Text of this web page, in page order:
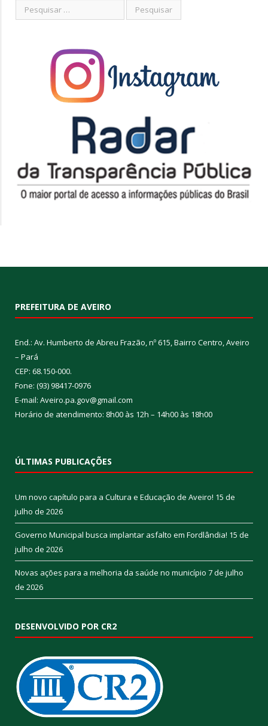
PREFEITURA DE AVEIRO
End.: Av. Humberto de Abreu Frazão, nº 615, Bairro Centro, Aveiro
– Pará
CEP: 68.150-000.
Fone: (93) 98417-0976
E-mail: Aveiro.pa.gov@gmail.com
Horário de atendimento: 8h00 às 12h – 14h00 às 18h00
ÚLTIMAS PUBLICAÇÕES
Um novo capítulo para a Cultura e Educação de Aveiro! 15 de
julho de 2026
Governo Municipal busca implantar asfalto em Fordlândia! 15 de
julho de 2026
Novas ações para a melhoria da saúde no município 7 de julho
de 2026
DESENVOLVIDO POR CR2